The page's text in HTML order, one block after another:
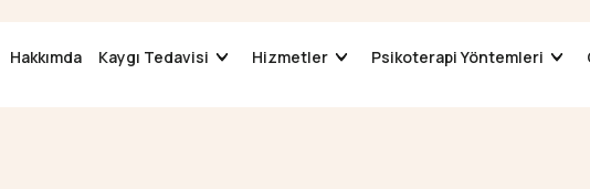
Hakkımda Kaygı Tedavisi Hizmetler Psikoterapi Yöntemleri
Hakkımda Kaygı Tedavisi Hizmetler Psikoterapi Yöntemleri